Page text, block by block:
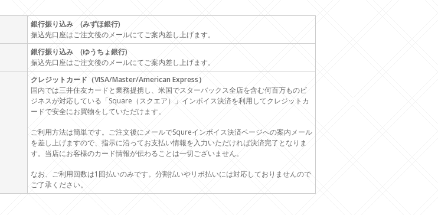
銀行振り込み (みずほ銀行)
振込先口座はご注文後のメールにてご案内差し上げます。
銀行振り込み (ゆうちょ銀行)
振込先口座はご注文後のメールにてご案内差し上げます。
クレジットカード（VISA/Master/American Express）
国内では三井住友カードと業務提携し、米国でスターバックス全店を含む何百万ものビ
ジネスが対応している「Square（スクエア）」インボイス決済を利用してクレジットカ
ードで安全にお買物をしていただけます。
ご利用方法は簡単です。ご注文後にメールでSqureインボイス決済ページへの案内メール
を差し上げますので、指示に沿ってお支払い情報を入力いただければ決済完了となりま
す。当店にお客様のカード情報が伝わることは一切ございません。
なお、ご利用回数は1回払いのみです。分割払いやリボ払いには対応しておりませんので
ご了承ください。